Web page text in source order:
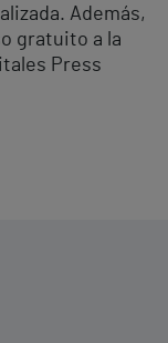
Además,
gratuito a la
Press